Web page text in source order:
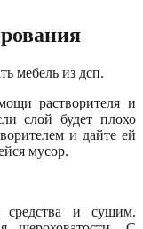
мебель из дсп.
растворителя и
слой будет плохо
и дайте ей
мусор.
и сушим.